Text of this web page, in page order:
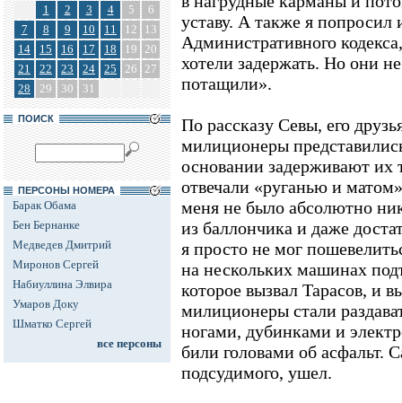
1 2 3 4 5
6
7
8 9 10 11 12
13
14
15 16 17 18 19 20
21
22 23 24 25 26 27
28
29 30 31
ПОИСК
ПЕРСОНЫ НОМЕРА
Барак Обама
Бен Бернанке
Медведев Дмитрий
Миронов Сергей
Набиуллина Элвира
Умаров Доку
Шматко Сергей
все персоны
уставу. А также я попросил
Административного
хотели задержать. Но они
потащили».
По рассказу Севы, его
милиционеры
основании задерживают их
отвечали «руганью и
меня не было абсолютно
из баллончика и даже
я просто не мог
на нескольких машинах
которое вызвал Тарасов, и
милиционеры стали
ногами, дубинками и
били головами об асфальт.
подсудимого, ушел.